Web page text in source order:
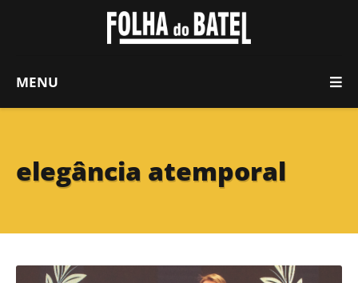
MENU
elegância atemporal